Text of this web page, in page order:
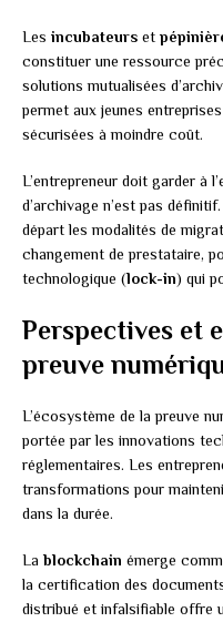
Les incubateurs et
constituer une ressource
solutions mutualisées
permet aux jeunes
sécurisées à moindre coût.
L’entrepreneur doit garder à
d’archivage n’est pas
départ les modalités de
changement de prestataire,
technologique (lock-in) qui
Perspectives et
preuve
L’écosystème de la preuve
portée par les innovations
réglementaires. Les
transformations pour
dans la durée.
Lablockchain émerge
la certification des
distribué et infalsifiable offre